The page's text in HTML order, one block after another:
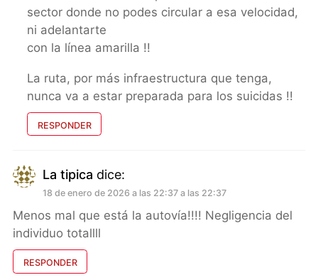
sector donde no podes circular a esa velocidad,
ni adelantarte
con la línea amarilla !!
La ruta, por más infraestructura que tenga,
nunca va a estar preparada para los suicidas !!
RESPONDER
La tipica dice:
18 de enero de 2026 a las 22:37 a las 22:37
Menos mal que está la autovía!!!! Negligencia del
individuo totallll
RESPONDER